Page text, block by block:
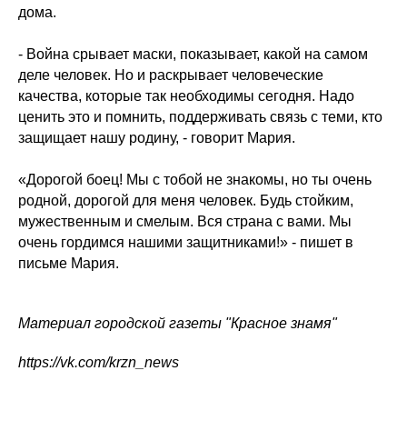
дома.
- Война срывает маски, показывает, какой на самом
деле человек. Но и раскрывает человеческие
качества, которые так необходимы сегодня. Надо
ценить это и помнить, поддерживать связь с теми, кто
защищает нашу родину, - говорит Мария.
«Дорогой боец! Мы с тобой не знакомы, но ты очень
родной, дорогой для меня человек. Будь стойким,
мужественным и смелым. Вся страна с вами. Мы
очень гордимся нашими защитниками!» - пишет в
письме Мария.
Материал городской газеты "Красное знамя"
https://vk.com/krzn_news